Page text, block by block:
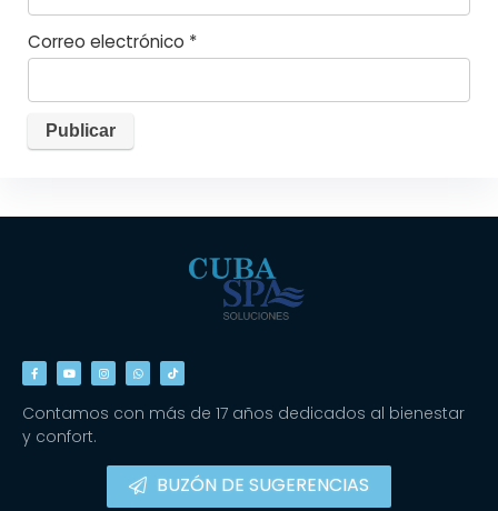
Correo electrónico *
Contamos con más de 17 años dedicados al bienestar
y confort.
BUZÓN DE SUGERENCIAS